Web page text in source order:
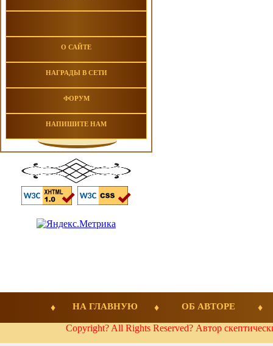
О САЙТЕ
НАГРАДЫ В СЕТИ
ФОРУМ
НАПИШИТЕ НАМ
НА ГЛАВНУЮ ОБ АВТОРЕ
Copyright? All Rights Reserved? Автор